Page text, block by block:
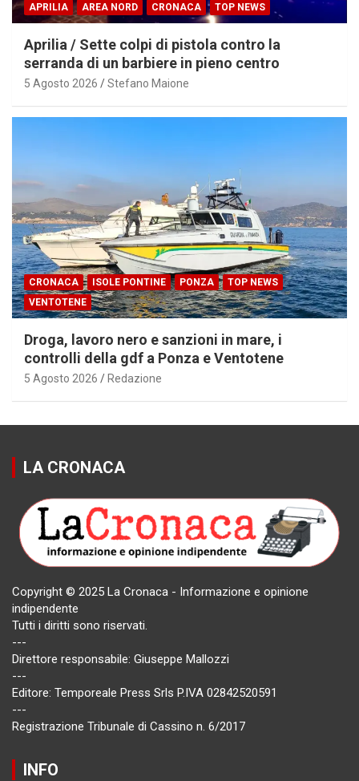
APRILIA AREA NORD CRONACA TOP NEWS
Aprilia / Sette colpi di pistola contro la
serranda di un barbiere in pieno centro
5 Agosto 2026 Stefano Maione
CRONACA ISOLE PONTINE PONZA
TOP NEWS
VENTOTENE
Droga, lavoro nero e sanzioni in mare, i
controlli della gdf a Ponza e Ventotene
5 Agosto 2026 Redazione
LA CRONACA
Copyright © 2025 La Cronaca - Informazione e opinione
indipendente
Tutti i diritti sono riservati.
---
Direttore responsabile: Giuseppe Mallozzi
---
Editore: Temporeale Press Srls P.IVA 02842520591
---
Registrazione Tribunale di Cassino n. 6/2017
INFO